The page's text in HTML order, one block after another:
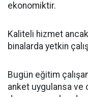
ekonomiktir.
Kaliteli hizmet
binalarda yetkin
Bugün eğitim
anket uygulansa ve